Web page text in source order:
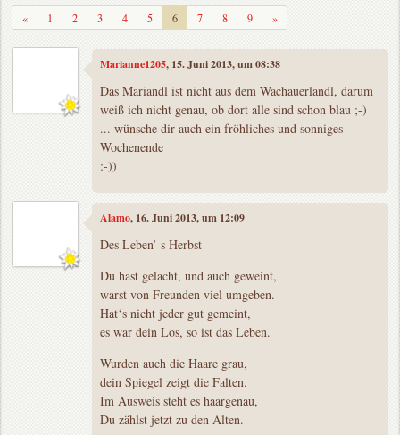
«Zurück1 2 3 4 5 6 7 8 9 »Weiter
Marianne1205, 15. Juni 2013, um 08:38
Das Mariandl ist nicht aus dem Wachauerlandl, darum
weiß ich nicht genau, ob dort alle sind schon blau ;-)
... wünsche dir auch ein fröhliches und sonniges
Wochenende
:-))
Alamo, 16. Juni 2013, um 12:09
Des Leben’ s Herbst
Du hast gelacht, und auch geweint,
warst von Freunden viel umgeben.
Hat‘s nicht jeder gut gemeint,
es war dein Los, so ist das Leben.
Wurden auch die Haare grau,
dein Spiegel zeigt die Falten.
Im Ausweis steht es haargenau,
Du zählst jetzt zu den Alten.